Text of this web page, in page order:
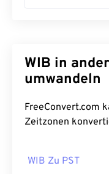
WIB in
umwandeln
FreeConvert.com
Zeitzonen
WIB Zu PST